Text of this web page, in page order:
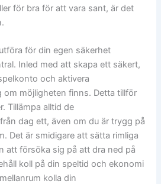
för bra för att vara sant, är det
för din egen säkerhet
Inled med att skapa ett säkert,
och aktivera
möjligheten finns. Detta tillför
Tillämpa alltid de
dag ett, även om du är trygg på
Det är smidigare att sätta rimliga
att försöka sig på att dra ned på
koll på din speltid och ekonomi
kolla din